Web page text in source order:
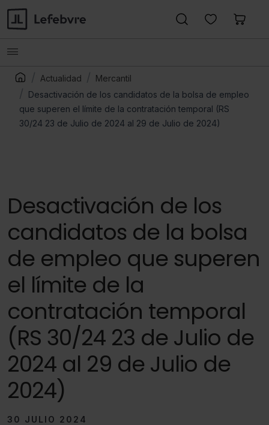
Actualidad
Mercantil
Desactivación de los candidatos de la bolsa de empleo
que superen el límite de la contratación temporal (RS
30/24 23 de Julio de 2024 al 29 de Julio de 2024)
Desactivación de los
candidatos de la bolsa
de empleo que superen
el límite de la
contratación temporal
(RS 30/24 23 de Julio de
2024 al 29 de Julio de
2024)
30 JULIO 2024